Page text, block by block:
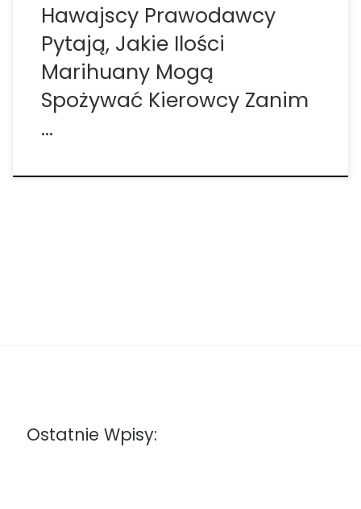
Hawajscy Prawodawcy
Pytają, Jakie Ilości
Marihuany Mogą
Spożywać Kierowcy Zanim
…
Ostatnie Wpisy: